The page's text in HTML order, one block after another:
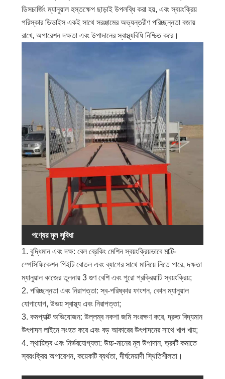
ডিসচার্জিং ম্যানুয়াল হস্তক্ষেপ ছাড়াই উপলব্ধি করা হয়, এবং স্বয়ংক্রিয়
পরিস্কার ডিভাইস একই সাথে সরঞ্জামের অভ্যন্তরীণ পরিচ্ছন্নতা বজায়
রাখে, অপারেশন দক্ষতা এবং উপাদানের স্বাস্থ্যবিধি নিশ্চিত করে।
পণ্যের মূল সুবিধা
1. বুদ্ধিমান এবং দক্ষ: বেল ব্রেকিং মেশিন স্বয়ংক্রিয়ভাবে মাল্টি-
স্পেসিফিকেশন পিইটি বোতল এবং ব্যাগের সাথে মানিয়ে নিতে পারে, দক্ষতা
ম্যানুয়াল কাজের তুলনায় 3 গুণ বেশি এবং পুরো প্রক্রিয়াটি স্বয়ংক্রিয়;
2. পরিচ্ছন্নতা এবং নিরাপত্তা: স্ব-পরিষ্কার ফাংশন, কোন ম্যানুয়াল
যোগাযোগ, উভয় স্বাস্থ্য এবং নিরাপত্তা;
3. কমপ্যাক্ট অভিযোজন: উল্লম্ব নকশা জমি সংরক্ষণ করে, দ্রুত বিদ্যমান
উৎপাদন লাইনে সংহত করে এবং বড় আকারের উৎপাদনের সাথে খাপ খায়;
4. স্থায়িত্ব এবং নির্ভরযোগ্যতা: উচ্চ-মানের মূল উপাদান, ত্রুটি কমাতে
স্বয়ংক্রিয় অপারেশন, কয়েকটি ব্যর্থতা, দীর্ঘমেয়াদী স্থিতিশীলতা।